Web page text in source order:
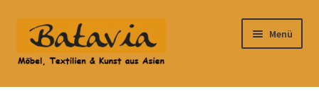
Zur
Navigation
springen
Zum
Inhalt
springen
Menü
Start